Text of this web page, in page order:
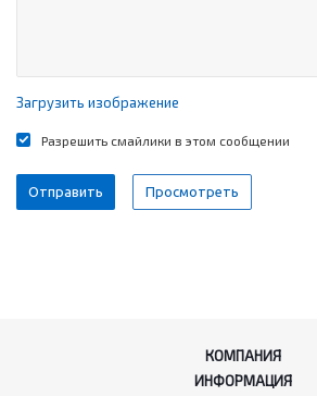
Загрузить изображение
Разрешить смайлики в этом сообщении
КОМПАНИЯ
ИНФОРМАЦИЯ